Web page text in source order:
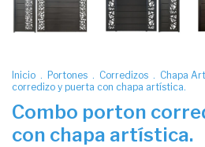
Inicio . Portones . Corredizos . Chapa
corredizo y puerta con chapa artística.
Combo porton
con chapa artística.